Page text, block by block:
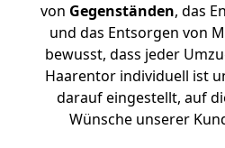
von Gegenständen, das
und das Entsorgen von
bewusst, dass jeder
Haarentor individuell ist
darauf eingestellt, auf
Wünsche unserer